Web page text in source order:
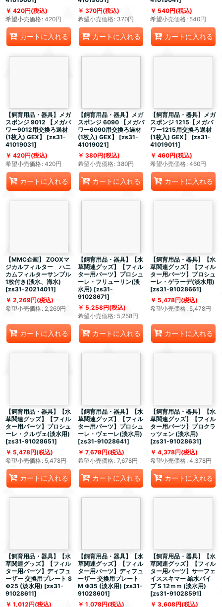
420円(税込)
希望小売価格: 420円
カートに入れる
370円(税込)
希望小売価格: 370円
カートに入れる
540円(税込)
希望小売価格: 540円
カートに入れる
【飼育用品・器具】メガ
スポンジ 9012 【メガパ
ワー9012用交換ろ過材
(1枚入) GEX】
[zs31-
41019031]
420円(税込)
希望小売価格: 420円
カートに入れる
【飼育用品・器具】メガ
スポンジ 6090 【メガパ
ワー6090用交換ろ過材
(1枚入) GEX】
[zs31-
41019021]
380円(税込)
希望小売価格: 380円
カートに入れる
【飼育用品・器具】メガ
スポンジ 1215【メガパ
ワー1215用交換ろ過材
(1枚入) GEX】
[zs31-
41019011]
460円(税込)
希望小売価格: 460円
カートに入れる
【MMC企画】 ZOOXマ
ジカルフィルター ハニ
カムフィルターサンプル
1枚付き(淡水、海水)
[zs31-20214011]
2,269円(税込)
希望小売価格: 2,269円
カートに入れる
【飼育用品・器具】【水
草関連グッズ】【フィル
ター用パーツ】プロシュ
ーレ・フリューリン(淡
水用) [zs31-
91028671]
5,258円(税込)
希望小売価格: 5,258円
カートに入れる
【飼育用品・器具】【水
草関連グッズ】【フィル
ター用パーツ】プロシュ
ーレ・ゲラーデ(淡水用)
[zs31-91028661]
5,478円(税込)
希望小売価格: 5,478円
カートに入れる
【飼育用品・器具】【水
草関連グッズ】【フィル
ター用パーツ】プロシュ
ーレ・クルヴェ(淡水用)
[zs31-91028651]
5,478円(税込)
希望小売価格: 5,478円
カートに入れる
【飼育用品・器具】【水
草関連グッズ】【フィル
ター用パーツ】プロシュ
ーレ・ヴェーレ(淡水用)
[zs31-91028641]
7,678円(税込)
希望小売価格: 7,678円
カートに入れる
【飼育用品・器具】【水
草関連グッズ】【フィル
ター用パーツ】プロクラ
ッツェン (淡水用)
[zs31-91028631]
4,378円(税込)
希望小売価格: 4,378円
カートに入れる
【飼育用品・器具】【水
草関連グッズ】【フィル
ター用パーツ】ディフュ
ーザー 交換用プレート S
Φ25 (淡水用) [zs31-
91028611]
1,012円(税込)
【飼育用品・器具】【水
草関連グッズ】【フィル
ター用パーツ】ディフュ
ーザー 交換用プレート
M Φ35 (淡水用) [zs31-
91028601]
1,078円(税込)
【飼育用品・器具】【水
草関連グッズ】【フィル
ター用パーツ】サーフェ
イススキマー 給水パイ
プ S 12ｍｍ (淡水用)
[zs31-91028591]
3,608円(税込)